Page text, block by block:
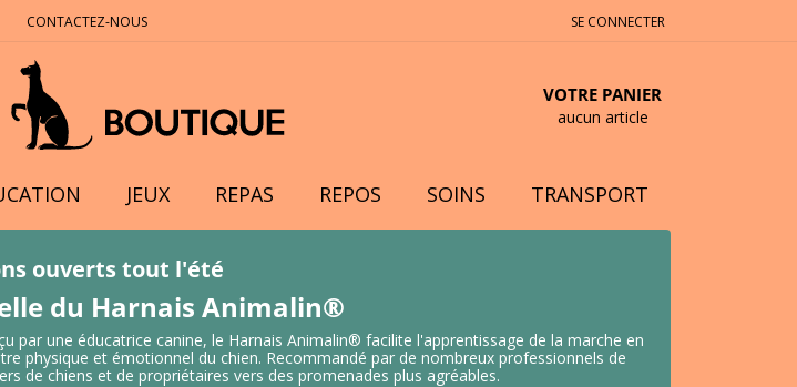
CONTACTEZ-NOUS SE CONNECTER
VOTRE PANIER
aucun article
JEUX REPAS REPOS SOINS TRANSPORT
ouverts tout l'été
du Harnais Animalin®
par une éducatrice canine, le Harnais Animalin® facilite l'apprentissage de la marche en
physique et émotionnel du chien. Recommandé par de nombreux professionnels de
de chiens et de propriétaires vers des promenades plus agréables.